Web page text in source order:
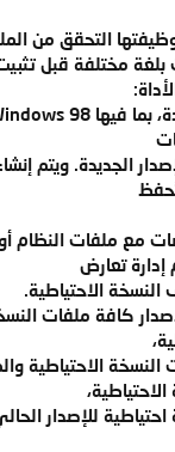
التحقق من
مختلفة قبل
الجديدة. ويتم
مع ملفات النظام أو
تعارض
النسخة الاحتياطية.
كافة ملفات
النسخة الاحتياطية
احتياطية للإصدار